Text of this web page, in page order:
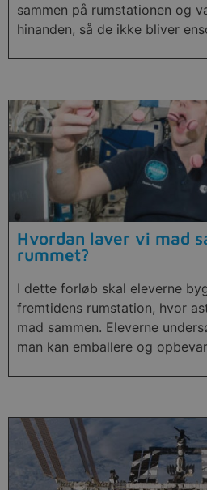
sammen på rumstationen og
hinanden, så de ikke bliver
Hvordan laver vi mad
rummet?
I dette forløb skal eleverne
fremtidens rumstation, hvor
mad sammen. Eleverne
man kan emballere og